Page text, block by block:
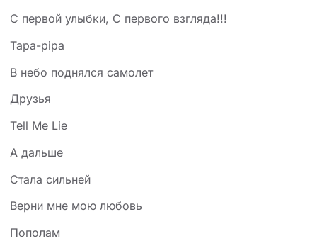
С первой улыбки, С первого взгляда!!!
Тара-ріра
В небо поднялся самолет
Друзья
Tell Me Lie
А дальше
Стала сильней
Верни мне мою любовь
Пополам